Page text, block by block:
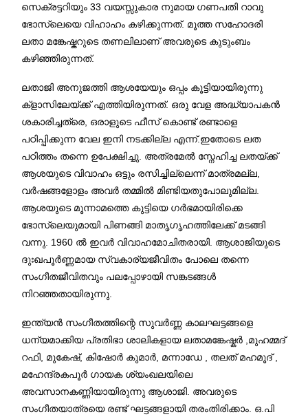
സെക്രട്ടറിയും 33 വയസ്സുകാര നുമായ ഗണപതി റാവു
ഭോസ്ലെയെ വിഹാഹം കഴിക്കുന്നത്. മൂത്ത സഹോദരി
ലതാ മങ്കേഷ്കറുടെ തണലിലാണ് അവരുടെ കുടുംബം
കഴിഞ്ഞിരുന്നത്.
ലതാജി അനുജത്തി ആശയേയും ഒപ്പം കൂട്ടിയായിരുന്നു
ക്‌ളാസിലേയ്ക്ക് എത്തിയിരുന്നത്. ഒരു വേള അദ്ധ്യാപകൻ
ശകാരിച്ചത്രെ, ഒരാളുടെ ഫീസ് കൊണ്ട് രണ്ടാളെ
പഠിപ്പിക്കുന്ന വേല ഇനി നടക്കില്ല എന്ന്.ഇതോടെ ലത
പഠിത്തം തന്നെ ഉപേക്ഷിച്ചു. അത്രമേൽ സ്നേഹിച്ച ലതയ്ക്ക്
ആശയുടെ വിവാഹം ഒട്ടും രസിച്ചില്ലെന്ന് മാത്രമല്ല,
വർഷങ്ങളോളം അവർ തമ്മിൽ മിണ്ടിയതുപോലുമില്ല.
ആശയുടെ മൂന്നാമത്തെ കുട്ടിയെ ഗർഭമായിരിക്കെ
ഭോസ്ലെയുമായി പിണങ്ങി മാതൃഗൃഹത്തിലേക്ക് മടങ്ങി
വന്നു. 1960 ൽ ഇവർ വിവാഹമോചിതരായി. ആശാജിയുടെ
ദുഃഖപൂർണ്ണമായ സ്വകാര്യജീവിതം പോലെ തന്നെ
സംഗീതജീവിതവും പലപ്പോഴായി സങ്കടങ്ങൾ
നിറഞ്ഞതായിരുന്നു.
ഇന്ത്യൻ സംഗീതത്തിന്റെ സുവർണ്ണ കാലഘട്ടങ്ങളെ
ധന്യമാക്കിയ പ്രതിഭാ ശാലികളായ ലതാമങ്കേഷ്കർ ,മുഹമ്മദ്
റഫി, മുകേഷ്, കിഷോർ കുമാർ, മന്നാഡേ , തലത് മഹമൂദ് ,
മഹേന്ദ്രകപൂർ ഗായക ശ്യംഖലയിലെ
അവസാനകണ്ണിയായിരുന്നു ആശാജി. അവരുടെ
സംഗീതയാത്രയെ രണ്ട് ഘട്ടങ്ങളായി തരംതിരിക്കാം. ഒ.പി